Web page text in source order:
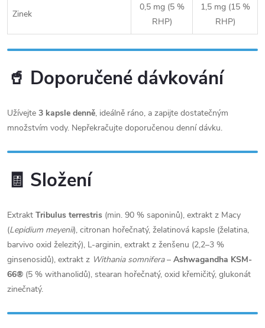
Zinek
0,5 mg (5 %
RHP)
1,5 mg (15 %
RHP)
🥤 Doporučené dávkování
Užívejte 3 kapsle denně, ideálně ráno, a zapijte dostatečným
množstvím vody. Nepřekračujte doporučenou denní dávku.
🧾 Složení
Extrakt Tribulus terrestris (min. 90 % saponinů), extrakt z Macy
(Lepidium meyenii), citronan hořečnatý, želatinová kapsle (želatina,
barvivo oxid železitý), L-arginin, extrakt z ženšenu (2,2–3 %
ginsenosidů), extrakt z Withania somnifera– Ashwagandha KSM-
66® (5 % withanolidů), stearan hořečnatý, oxid křemičitý, glukonát
zinečnatý.